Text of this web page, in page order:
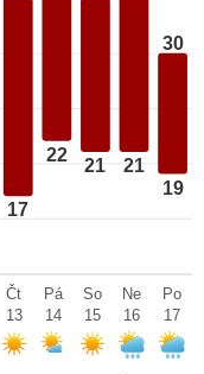
17
22
21 21
30
19
Čt
13
Pá
14
So
15
Ne
16
Po
17